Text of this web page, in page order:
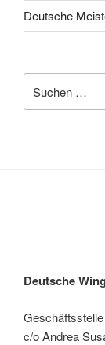
Deutsche
nach:
Deutsche
Geschäftsstelle
c/o Andrea